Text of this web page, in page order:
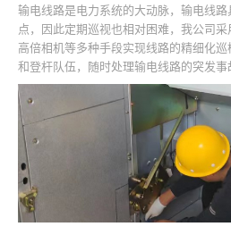
输电线路是电力系统的大动脉，输电线
点，因此定期巡视也相对困难，我公司采
高倍相机等多种手段实现线路的精细化
和登杆队伍，随时处理输电线路的突发事